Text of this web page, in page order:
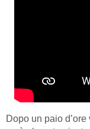
Dopo un paio